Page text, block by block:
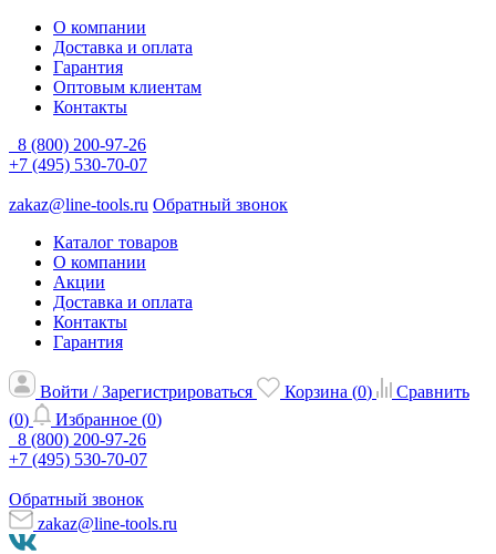
О компании
Доставка и оплата
Гарантия
Оптовым клиентам
Контакты
8 (800) 200-97-26
+7 (495) 530-70-07
zakaz@line-tools.ru Обратный звонок
Каталог товаров
О компании
Акции
Доставка и оплата
Контакты
Гарантия
Войти / Зарегистрироваться Корзина (0)
Сравнить
(0) Избранное (0)
8 (800) 200-97-26
+7 (495) 530-70-07
Обратный звонок
zakaz@line-tools.ru